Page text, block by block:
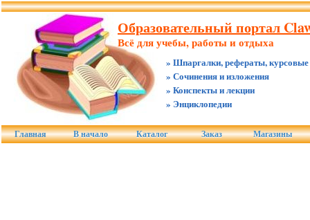
Образовательный портал
Всё для учебы, работы и отдыха
» Шпаргалки, рефераты, курсовые
» Сочинения и изложения
» Конспекты и лекции
» Энциклопедии
Главная В начало Каталог Заказ Магазины